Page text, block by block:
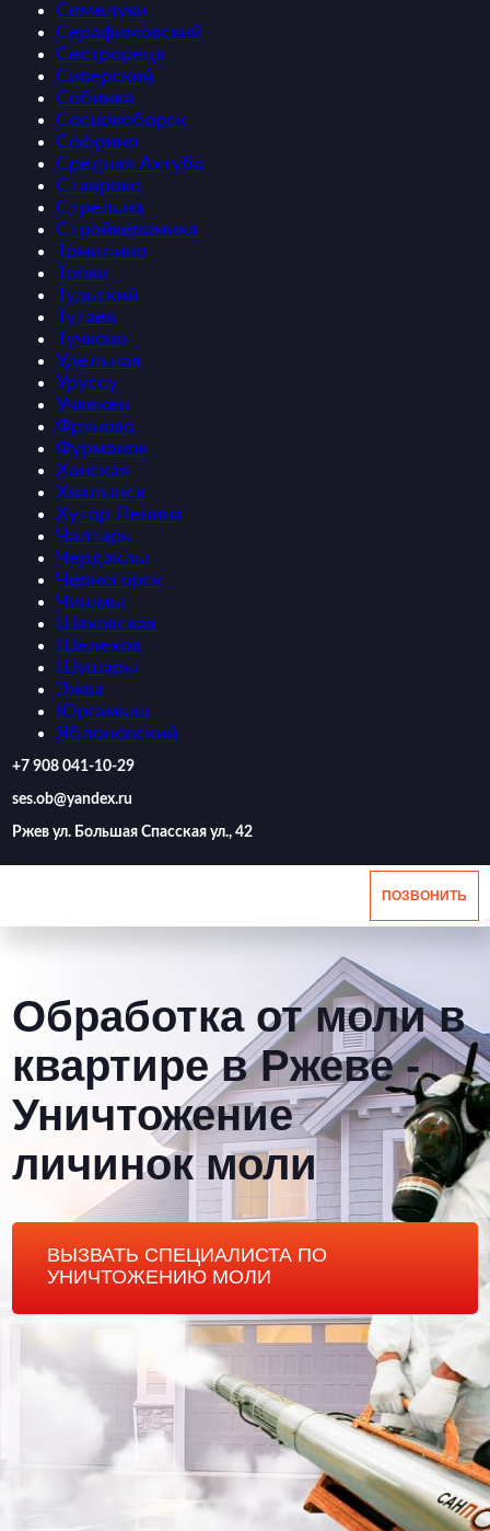
Семелуки
Серафимовский
Сестрорецк
Сиверский
Собинка
Сосновоборск
Софрино
Средняя Ахтуба
Ставрово
Стрельна
Стройкерамика
Томилино
Топки
Тульский
Тутаев
Тучково
Удельная
Уруссу
Учкекен
Фряново
Фурманов
Ханская
Хвалынск
Хутор Ленина
Чалтарь
Чердаклы
Черногорск
Чишмы
Шаховская
Шелехов
Шушары
Эжва
Юргамыш
Яблоновский
‪+7 908 041-10-29
ses.ob@yandex.ru
Ржев ул. Большая Спасская ул., 42
ПОЗВОНИТЬ
Обработка от моли в
квартире в Ржеве -
Уничтожение
личинок моли
ВЫЗВАТЬ СПЕЦИАЛИСТА ПО
УНИЧТОЖЕНИЮ МОЛИ